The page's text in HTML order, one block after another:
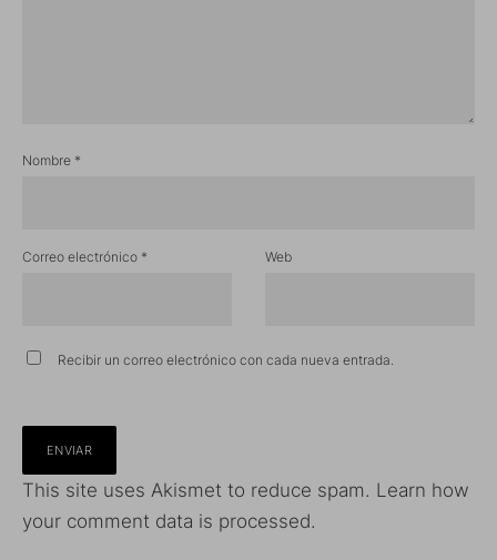
Nombre *
Correo electrónico * Web
Recibir un correo electrónico con cada nueva entrada.
This site uses Akismet to reduce spam. Learn how
your comment data is processed.